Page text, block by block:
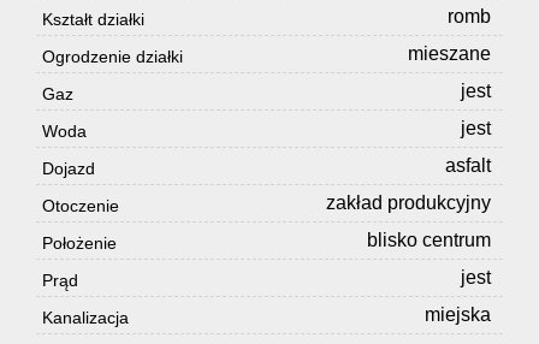
Kształt działki romb
Ogrodzenie działki mieszane
Gaz jest
Woda jest
Dojazd asfalt
Otoczenie zakład produkcyjny
Położenie blisko centrum
Prąd jest
Kanalizacja miejska